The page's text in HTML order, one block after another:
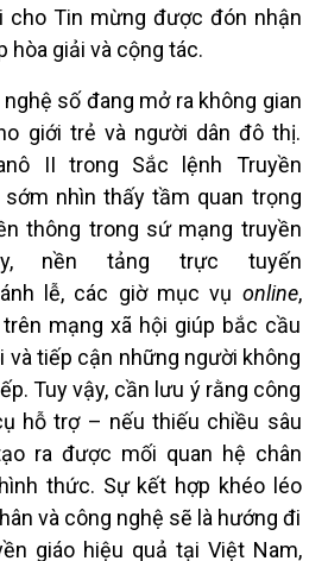
cho Tin mừng được đón nhận
hòa giải và cộng tác.
số đang mở ra không gian
giới trẻ và người dân đô thị.
II trong Sắc lệnh Truyền
sớm nhìn thấy tầm quan trọng
thông trong sứ mạng truyền
nền tảng trực tuyến
lễ, các giờ mục vụ online,
mạng xã hội giúp bắc cầu
và tiếp cận những người không
Tuy vậy, cần lưu ý rằng công
hỗ trợ – nếu thiếu chiều sâu
ra được mối quan hệ chân
thức. Sự kết hợp khéo léo
và công nghệ sẽ là hướng đi
giáo hiệu quả tại Việt Nam,